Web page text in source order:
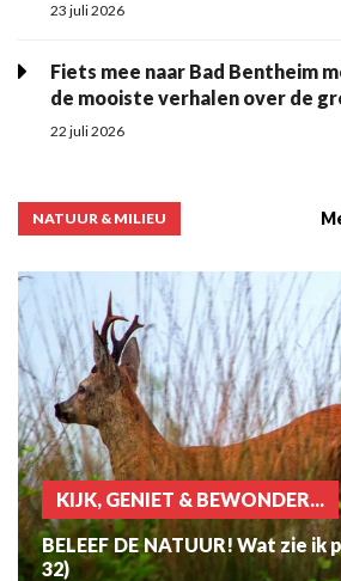
23 juli 2026
Fiets mee naar Bad Bentheim
de mooiste verhalen over de
22 juli 2026
NATUUR & MILIEU
KIJK, GENIET & BEWONDER...
BELEEF DE NATUUR! Wat zie ik
32)